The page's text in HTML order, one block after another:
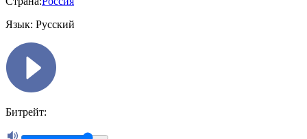
Язык: Русский
Битрейт: